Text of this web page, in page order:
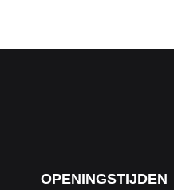
OPENINGSTIJDEN